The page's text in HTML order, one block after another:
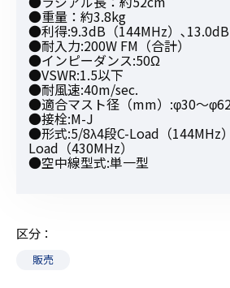
●重量：約3.8kg
●利得:9.3dB（144MHz）､13.0dB
●耐入力:200W FM（合計）
●インピーダンス:50Ω
●VSWR:1.5以下
●耐風速:40m/sec.
●適合マスト径（mm）:φ30〜
●接栓:M-J
●形式:5/8λ4段C-Load（144MHz
Load（430MHz）
●空中線型式:単一型
区分
販売